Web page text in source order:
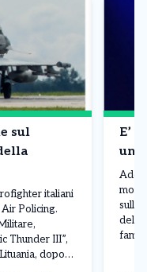
sul
italiani
Policing.
Thunder III”,
dopo
E’
un
della